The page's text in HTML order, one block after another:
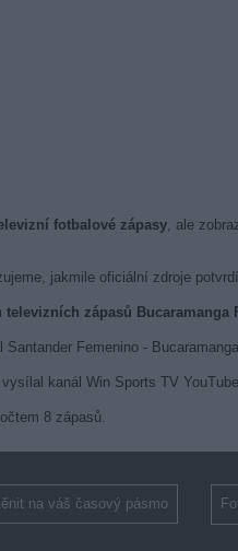
fotbalové zápasy, ale
jakmile oficiální zdroje
televizních zápasů Bucaramanga
Femenino -
kanál Win Sports TV
8 zápasů.
na váš časový pásmo